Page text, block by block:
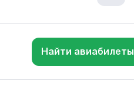
Найти авиабилеты